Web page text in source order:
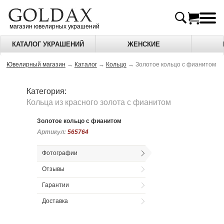
магазин ювелирных украшений
КАТАЛОГ УКРАШЕНИЙ ЖЕНСКИЕ
Ювелирный магазин → Каталог → Кольцо → Золотое кольцо с фианитом
Категория:
Кольца из красного золота c фианитом
Золотое кольцо с фианитом
Артикул: 565764
Артикул: 565764
Фотографии
Отзывы
Гарантии
Доставка